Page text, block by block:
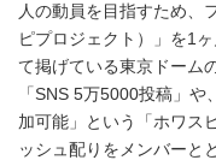
人の動員を目指すため、
ピプロジェクト）」を1
て掲げている東京ドーム
「SNS 5万5000投稿」
加可能」という「ホワス
ッシュ配りをメンバーと